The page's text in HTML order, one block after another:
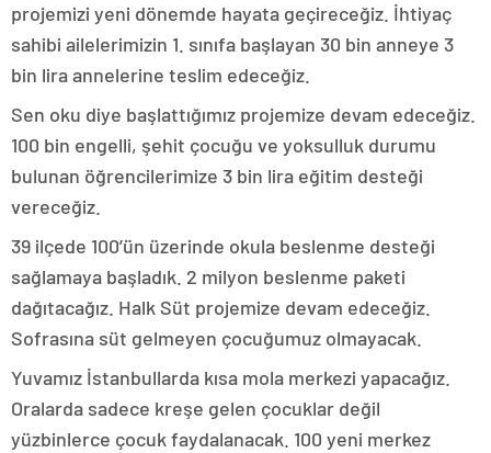
projemizi yeni dönemde hayata geçireceğiz. İhtiyaç
sahibi ailelerimizin 1. sınıfa başlayan 30 bin anneye 3
bin lira annelerine teslim edeceğiz.
Sen oku diye başlattığımız projemize devam edeceğiz.
100 bin engelli, şehit çocuğu ve yoksulluk durumu
bulunan öğrencilerimize 3 bin lira eğitim desteği
vereceğiz.
39 ilçede 100’ün üzerinde okula beslenme desteği
sağlamaya başladık. 2 milyon beslenme paketi
dağıtacağız. Halk Süt projemize devam edeceğiz.
Sofrasına süt gelmeyen çocuğumuz olmayacak.
Yuvamız İstanbullarda kısa mola merkezi yapacağız.
Oralarda sadece kreşe gelen çocuklar değil
yüzbinlerce çocuk faydalanacak. 100 yeni merkez